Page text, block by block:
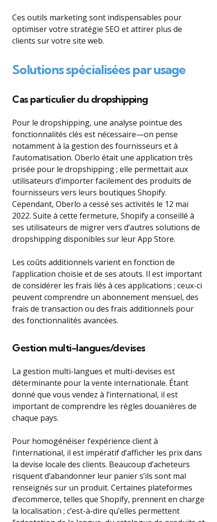
Ces outils marketing sont indispensables pour
optimiser votre stratégie SEO et attirer plus de
clients sur votre site web.
Solutions spécialisées par usage
Cas particulier du dropshipping
Pour le dropshipping, une analyse pointue des
fonctionnalités clés est nécessaire—on pense
notamment à la gestion des fournisseurs et à
l’automatisation. Oberlo était une application très
prisée pour le dropshipping ; elle permettait aux
utilisateurs d’importer facilement des produits de
fournisseurs vers leurs boutiques Shopify.
Cependant, Oberlo a cessé ses activités le 12 mai
2022. Suite à cette fermeture, Shopify a conseillé à
ses utilisateurs de migrer vers d’autres solutions de
dropshipping disponibles sur leur App Store.
Les coûts additionnels varient en fonction de
l’application choisie et de ses atouts. Il est important
de considérer les frais liés à ces applications ; ceux-ci
peuvent comprendre un abonnement mensuel, des
frais de transaction ou des frais additionnels pour
des fonctionnalités avancées.
Gestion multi-langues/devises
La gestion multi-langues et multi-devises est
déterminante pour la vente internationale. Étant
donné que vous vendez à l’international, il est
important de comprendre les règles douanières de
chaque pays.
Pour homogénéiser l’expérience client à
l’international, il est impératif d’afficher les prix dans
la devise locale des clients. Beaucoup d’acheteurs
risquent d’abandonner leur panier s’ils sont mal
renseignés sur un produit. Certaines plateformes
d’ecommerce, telles que Shopify, prennent en charge
la localisation ; c’est-à-dire qu’elles permettent